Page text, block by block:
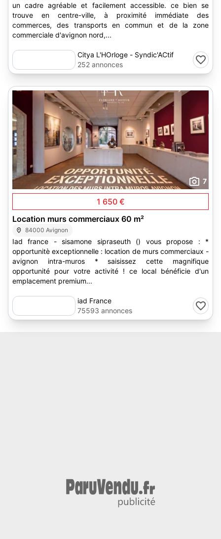
un cadre agréable et facilement accessible. ce bien se
trouve en centre-ville, à proximité immédiate des
commerces, des transports en commun et de la zone
commerciale d'avignon nord,...
Citya L'HOrloge - Syndic'ACtif
252 annonces
7
1 650 €
Location murs commerciaux 60 m²
84000 Avignon
Iad france - sisamone sipraseuth () vous propose : *
opportunitè exceptionnelle : location de murs commerciaux -
avignon intra-muros * saisissez cette magnifique
opportunité pour votre activité ! ce local bénéficie d'un
emplacement premium...
iad France
75593 annonces